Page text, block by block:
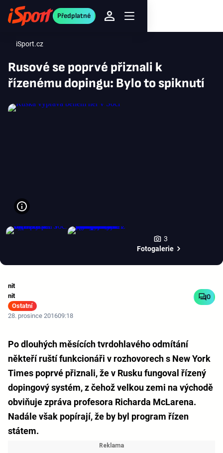
Předplatné
iSport.cz
Rusové se poprvé přiznali k
řízenému dopingu: Bylo to spiknutí
3
Fotogalerie
nit
nit
Ostatní
28. prosince 201609:18
0
Po dlouhých měsících tvrdohlavého odmítání
někteří ruští funkcionáři v rozhovorech s New York
Times poprvé přiznali, že v Rusku fungoval řízený
dopingový systém, z čehož velkou zemi na východě
obviňuje zpráva profesora Richarda McLarena.
Nadále však popírají, že by byl program řízen
státem.